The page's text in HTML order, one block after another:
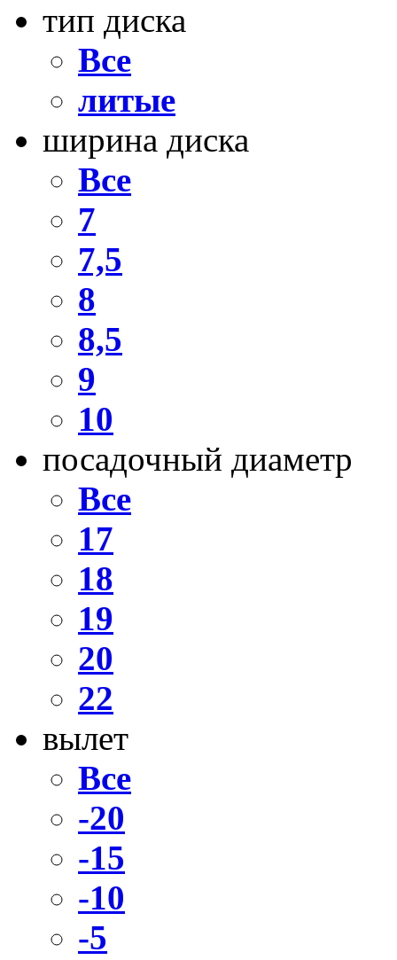
тип диска
Все
литые
ширина диска
Все
7
7,5
8
8,5
9
10
посадочный диаметр
Все
17
18
19
20
22
вылет
Все
-20
-15
-10
-5